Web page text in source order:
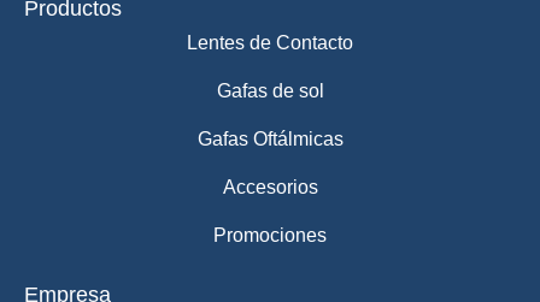
Productos
Lentes de Contacto
Gafas de sol
Gafas Oftálmicas
Accesorios
Promociones
Empresa